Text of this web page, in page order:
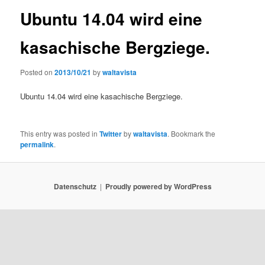
Ubuntu 14.04 wird eine
kasachische Bergziege.
Posted on2013/10/21 bywaltavista
Ubuntu 14.04 wird eine kasachische Bergziege.
This entry was posted inTwitterbywaltavista. Bookmark the
permalink.
Datenschutz Proudly powered by WordPress